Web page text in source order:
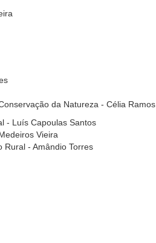
da Natureza - Célia Ramos
- Luís Capoulas Santos
Vieira
Rural - Amândio Torres